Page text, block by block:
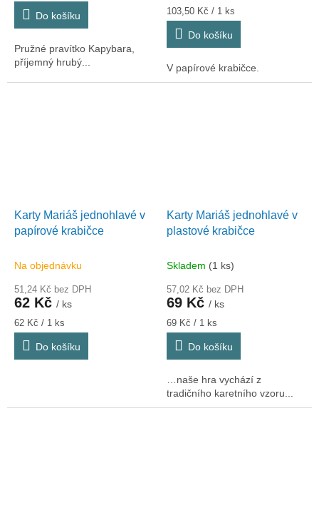
Do košíku
Pružné pravítko Kapybara,
příjemný hrubý...
Měrná
cena:
103,50 Kč / 1 ks
Do košíku
V papírové krabičce.
Karty Mariáš jednohlavé v
papírové krabičce
Na objednávku
51,24 Kč bez DPH
62 Kč / ks
Měrná
cena:
62 Kč / 1 ks
Do košíku
Karty Mariáš jednohlavé v
plastové krabičce
Skladem (1 ks)
57,02 Kč bez DPH
69 Kč / ks
Měrná
cena:
69 Kč / 1 ks
Do košíku
…naše hra vychází z
tradičního karetního vzoru...